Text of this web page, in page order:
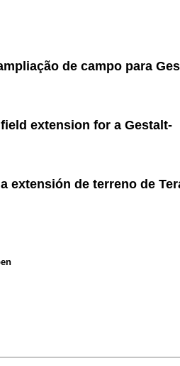
de campo para
extension for a Gestalt-
extensión de terreno de